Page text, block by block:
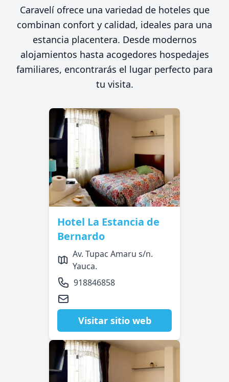
Caravelí ofrece una variedad de hoteles que
combinan confort y calidad, ideales para una
estancia placentera. Desde modernos
alojamientos hasta acogedores hospedajes
familiares, encontrarás el lugar perfecto para
tu visita.
Hotel La Estancia de
Bernardo
Av. Tupac Amaru s/n.
Yauca.
918846858
Visitar sitio web